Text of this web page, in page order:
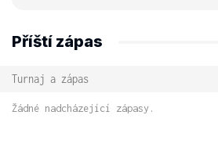
Příští zápas
Turnaj a zápas
Žádné nadcházející zápasy.